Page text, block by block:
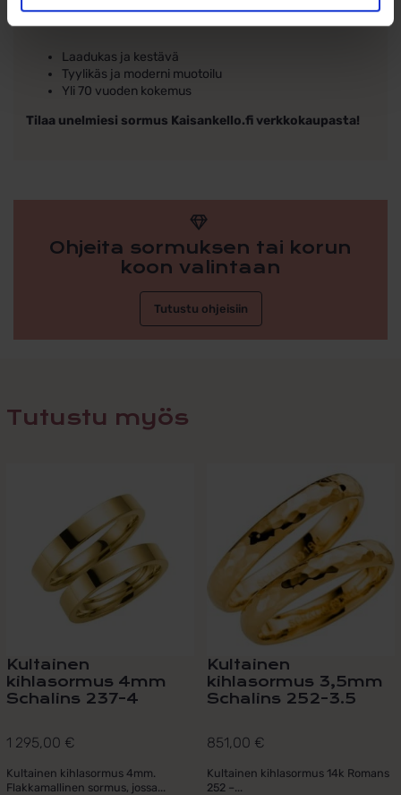
Laadukas ja kestävä
Tyylikäs ja moderni muotoilu
Yli 70 vuoden kokemus
Tilaa unelmiesi sormus Kaisankello.fi verkkokaupasta!
Ohjeita sormuksen tai korun
koon valintaan
Tutustu ohjeisiin
Tutustu myös
Kultainen
kihlasormus 4mm
Schalins 237-4
1 295,00 €
Kultainen kihlasormus 4mm.
Flakkamallinen sormus, jossa...
Kultainen
kihlasormus 3,5mm
Schalins 252-3.5
851,00 €
Kultainen kihlasormus 14k Romans
252 –...